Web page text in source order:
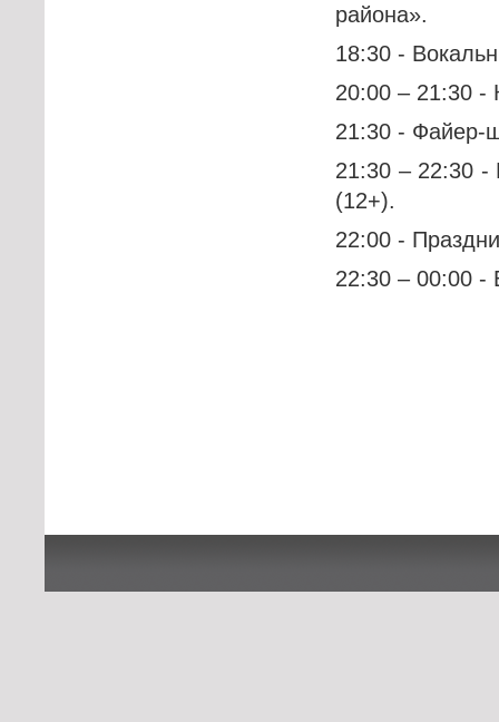
района».
18:30 -
20:00 – 21:30 -
21:30 - Файер-
21:30 – 22:30 -
(12+).
22:00 -
22:30 – 00:00 -